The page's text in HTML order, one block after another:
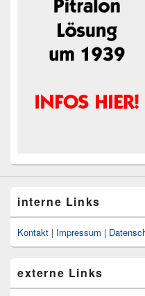
interne Links
Kontakt | Impressum |
externe Links